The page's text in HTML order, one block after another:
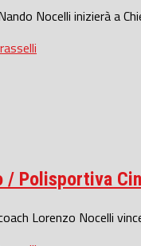
Nocelli inizierà a
/ Polisportiva
Lorenzo Nocelli